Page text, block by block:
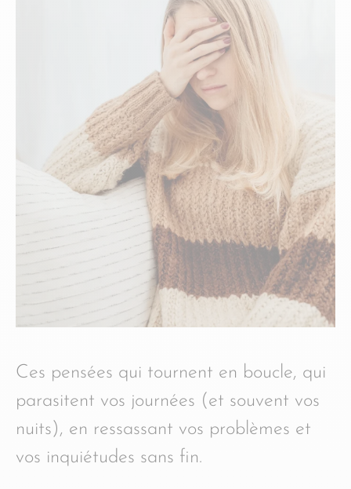
Ces pensées qui tournent en boucle, qui
parasitent vos journées (et souvent vos
nuits), en ressassant vos problèmes et
vos inquiétudes sans fin.